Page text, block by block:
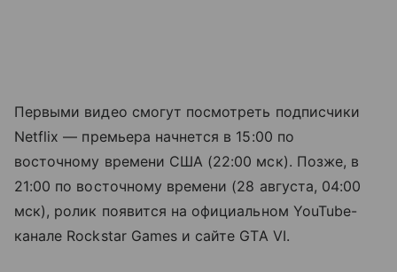
Первыми видео смогут посмотреть подписчики
Netflix — премьера начнется в 15:00 по
восточному времени США (22:00 мск). Позже, в
21:00 по восточному времени (28 августа, 04:00
мск), ролик появится на официальном YouTube-
канале Rockstar Games и сайте GTA VI.